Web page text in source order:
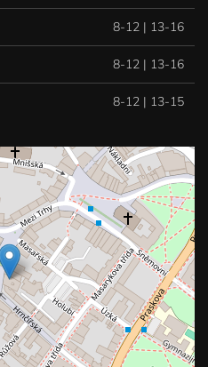
8-12 | 13-16
8-12 | 13-16
8-12 | 13-15